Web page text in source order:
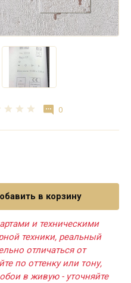
0
в корзину
и техническими
техники, реальный
отличаться от
по оттенку или тону,
в живую - уточняйте